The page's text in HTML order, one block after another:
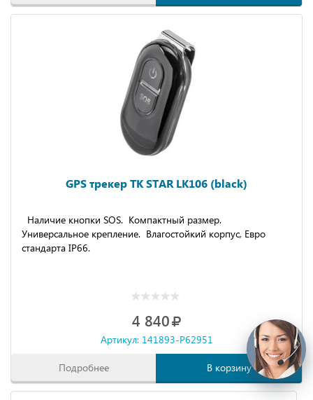
GPS трекер TK STAR LK106 (black)
Наличие кнопки SOS. Компактный размер.
Универсальное крепление. Влагостойкий корпус, Евро
стандарта IP66.
4 840
Артикул: 141893-P62951
Подробнее В корзину